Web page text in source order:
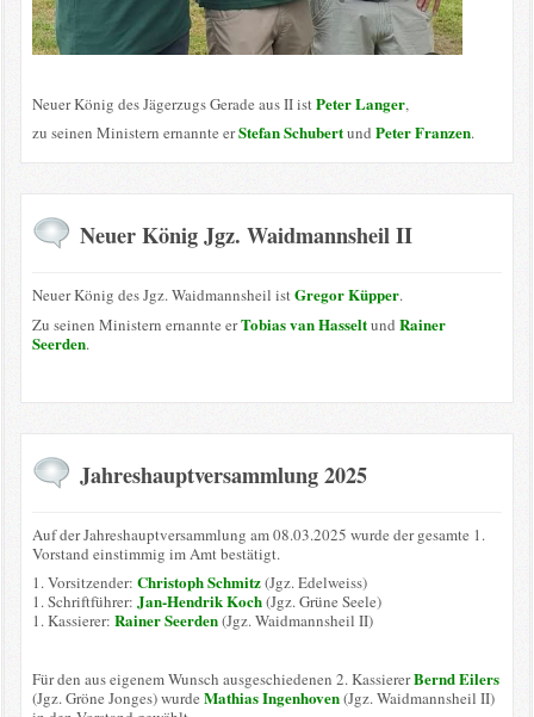
Neuer König des Jägerzugs Gerade aus II istPeter Langer,
zu seinen Ministern ernannte erStefan Schubertund Peter Franzen.
Neuer König Jgz. Waidmannsheil II
Neuer König des Jgz. Waidmannsheil istGregor Küpper.
Zu seinen Ministern ernannte erTobias van Hasseltund Rainer
Seerden.
Jahreshauptversammlung 2025
Auf der Jahreshauptversammlung am 08.03.2025 wurde der gesamte 1.
Vorstand einstimmig im Amt bestätigt.
1. Vorsitzender: Christoph Schmitz(Jgz. Edelweiss)
1. Schriftführer: Jan-Hendrik Koch(Jgz. Grüne Seele)
1. Kassierer: Rainer Seerden(Jgz. Waidmannsheil II)
Für den aus eigenem Wunsch ausgeschiedenen 2. KassiererBernd Eilers
(Jgz. Gröne Jonges) wurde Mathias Ingenhoven(Jgz. Waidmannsheil II)